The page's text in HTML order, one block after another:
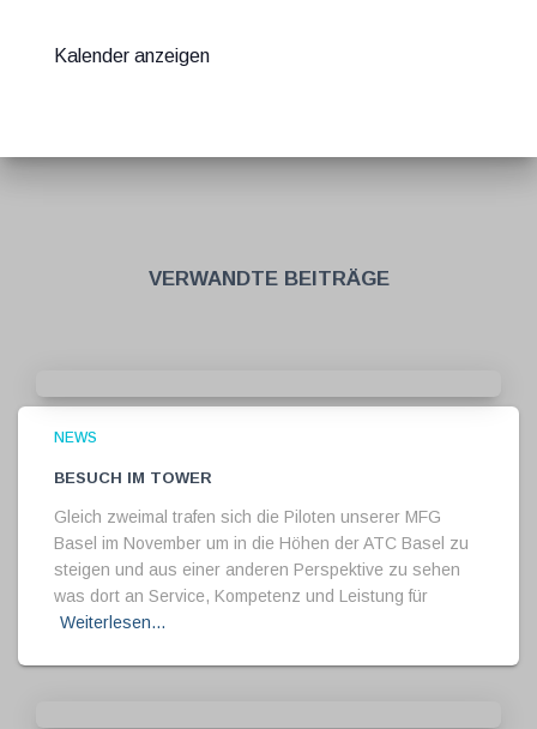
Kalender anzeigen
Verwandte Beiträge
NEWS
Besuch im Tower
Gleich zweimal trafen sich die Piloten unserer MFG
Basel im November um in die Höhen der ATC Basel zu
steigen und aus einer anderen Perspektive zu sehen
was dort an Service, Kompetenz und Leistung für
Weiterlesen…